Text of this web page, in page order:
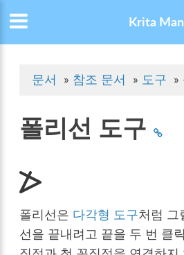
Krita
문서 » 참조 문서 » 도구 »
폴리선 도구
폴리선은 다각형 도구처럼 그
선을 끝내려고 끝을 두 번 클